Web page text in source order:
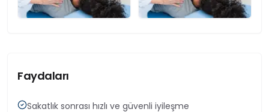
Faydaları
Sakatlık sonrası hızlı ve güvenli iyileşme